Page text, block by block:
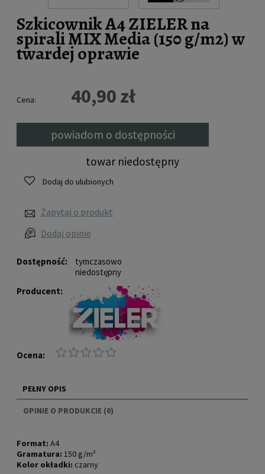
Szkicownik A4 ZIELER na
spirali MIX Media (150 g/m2) w
twardej oprawie
Dostępność:
tymczasowo
niedostępny
Producent:
Ocena:
Cena: 40,90 zł
powiadom o dostępności
towar niedostępny
Dodaj do ulubionych
Zapytaj o produkt
Dodaj opinię
PEŁNY OPIS
OPINIE O PRODUKCIE (0)
Format: A4
Gramatura: 150 g/m²
Kolor okładki: czarny